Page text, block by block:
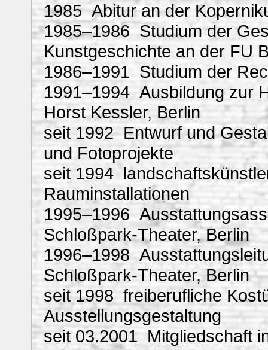
1985 Abitur an der
1985–1986 Studium der
Kunstgeschichte an der FU
1986–1991 Studium der
1991–1994 Ausbildung zur
Horst Kessler, Berlin
seit 1992 Entwurf und
und Fotoprojekte
seit 1994
Rauminstallationen
1995–1996
Schloßpark-Theater, Berlin
1996–1998
Schloßpark-Theater, Berlin
seit 1998 freiberufliche
Ausstellungsgestaltung
seit 03.2001 Mitgliedschaft